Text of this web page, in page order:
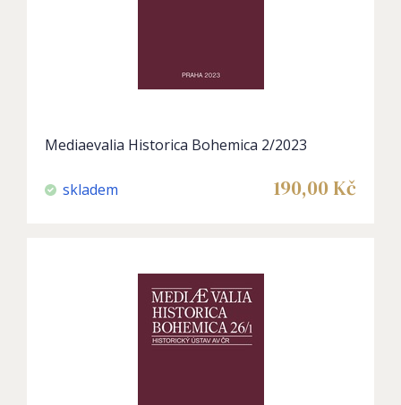
Mediaevalia Historica Bohemica 2/2023
skladem 190,00 Kč